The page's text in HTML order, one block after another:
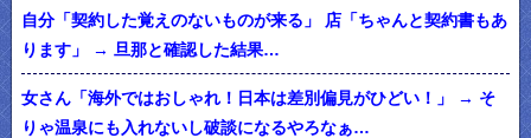
自分「契約した覚えのないものが来る」 店「ちゃんと契約書もあ
ります」 → 旦那と確認した結果…
女さん「海外ではおしゃれ！日本は差別偏見がひどい！」 → そ
りゃ温泉にも入れないし破談になるやろなぁ…